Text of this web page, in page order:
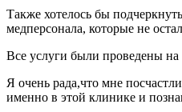
Также хотелось бы
медперсонала, которые не
Все услуги были проведены
Я очень рада,что мне
именно в этой клинике и